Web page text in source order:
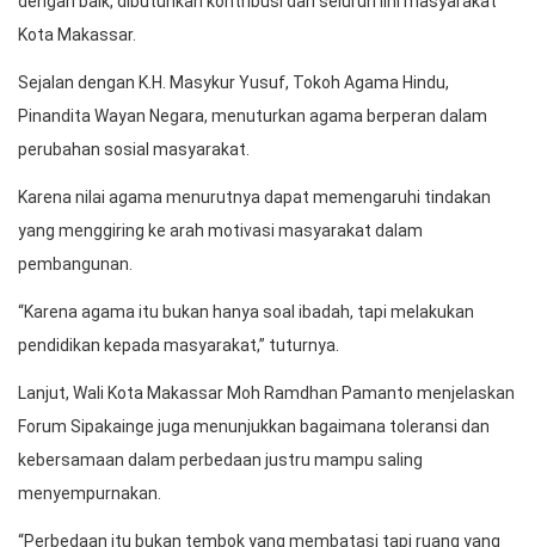
Kota Makassar.
Sejalan dengan K.H. Masykur Yusuf, Tokoh Agama Hindu,
Pinandita Wayan Negara, menuturkan agama berperan dalam
perubahan sosial masyarakat.
Karena nilai agama menurutnya dapat memengaruhi tindakan
yang menggiring ke arah motivasi masyarakat dalam
pembangunan.
“Karena agama itu bukan hanya soal ibadah, tapi melakukan
pendidikan kepada masyarakat,” tuturnya.
Lanjut, Wali Kota Makassar Moh Ramdhan Pamanto menjelaskan
Forum Sipakainge juga menunjukkan bagaimana toleransi dan
kebersamaan dalam perbedaan justru mampu saling
menyempurnakan.
“Perbedaan itu bukan tembok yang membatasi tapi ruang yang